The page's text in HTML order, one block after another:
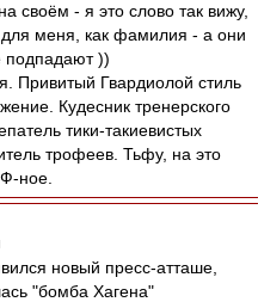
своём - я это слово так вижу,
для меня, как фамилия - а они
подпадают ))
Привитый Гвардиолой стиль
Кудесник тренерского
тики-такиевистых
трофеев. Тьфу, на это
ное.
новый пресс-атташе,
"бомба Хагена"